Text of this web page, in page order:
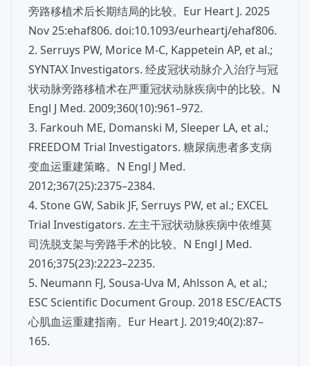
旁路移植术后长期结局的比较。Eur Heart J. 2025
Nov 25:ehaf806. doi:10.1093/eurheartj/ehaf806.
2. Serruys PW, Morice M‑C, Kappetein AP, et al.;
SYNTAX Investigators. 经皮冠状动脉介入治疗与冠
状动脉旁路移植术在严重冠状动脉疾病中的比较。N
Engl J Med. 2009;360(10):961–972.
3. Farkouh ME, Domanski M, Sleeper LA, et al.;
FREEDOM Trial Investigators. 糖尿病患者多支病
变血运重建策略。N Engl J Med.
2012;367(25):2375–2384.
4. Stone GW, Sabik JF, Serruys PW, et al.; EXCEL
Trial Investigators. 左主干冠状动脉疾病中依维莫
司洗脱支架与旁路手术的比较。N Engl J Med.
2016;375(23):2223–2235.
5. Neumann FJ, Sousa‑Uva M, Ahlsson A, et al.;
ESC Scientific Document Group. 2018 ESC/EACTS
心肌血运重建指南。Eur Heart J. 2019;40(2):87–
165.